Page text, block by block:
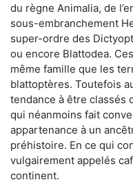
du règne Animalia, de
sous-embranchement
super-ordre des
ou encore Blattodea.
même famille que les
blattoptères. Toutefois
tendance à être classés
qui néanmoins fait
appartenance à un
préhistoire. En ce qui
vulgairement appelés
continent.